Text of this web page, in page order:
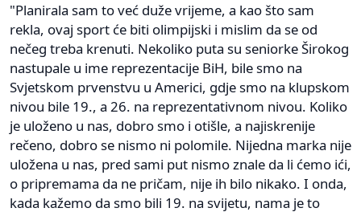
"Planirala sam to već duže vrijeme, a kao što sam
rekla, ovaj sport će biti olimpijski i mislim da se od
nečeg treba krenuti. Nekoliko puta su seniorke Širokog
nastupale u ime reprezentacije BiH, bile smo na
Svjetskom prvenstvu u Americi, gdje smo na klupskom
nivou bile 19., a 26. na reprezentativnom nivou. Koliko
je uloženo u nas, dobro smo i otišle, a najiskrenije
rečeno, dobro se nismo ni polomile. Nijedna marka nije
uložena u nas, pred sami put nismo znale da li ćemo ići,
o pripremama da ne pričam, nije ih bilo nikako. I onda,
kada kažemo da smo bili 19. na svijetu, nama je to